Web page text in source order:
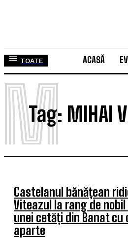
TOATE ACASĂ
Tag: MIHAI
M
Castelanul bănățean
Viteazul la rang de
unei cetăți din Banat cu
aparte